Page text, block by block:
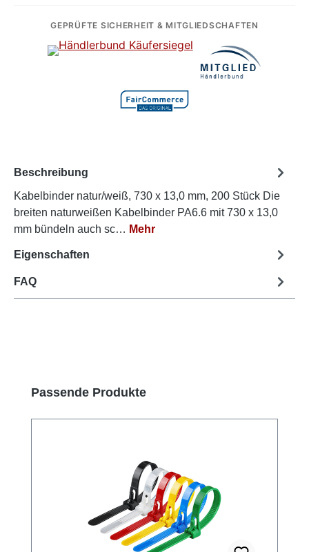
GEPRÜFTE SICHERHEIT & MITGLIEDSCHAFTEN
Beschreibung
Kabelbinder natur/weiß, 730 x 13,0 mm, 200 Stück Die
breiten naturweißen Kabelbinder PA6.6 mit 730 x 13,0
mm bündeln auch sc… Mehr
Eigenschaften
FAQ
Produktgalerie überspringen
Passende Produkte